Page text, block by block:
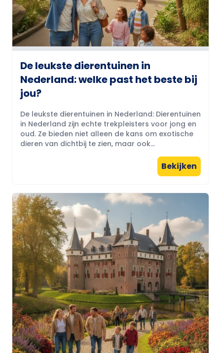
De leukste dierentuinen in
Nederland: welke past het beste bij
jou?
De leukste dierentuinen in Nederland: Dierentuinen
in Nederland zijn echte trekpleisters voor jong en
oud. Ze bieden niet alleen de kans om exotische
dieren van dichtbij te zien, maar ook...
Bekijken